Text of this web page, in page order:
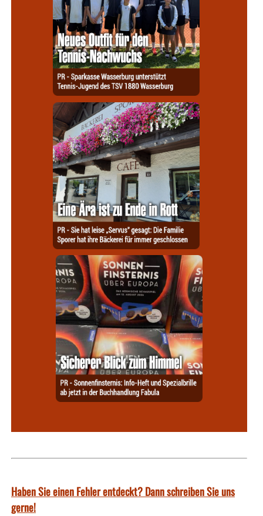
Haben Sie einen Fehler entdeckt? Dann schreiben Sie uns
gerne!